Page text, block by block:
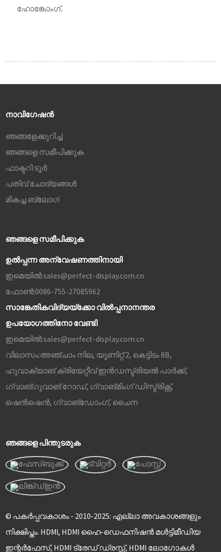
ഹോങ്കോംഗ്.
നാവിഗേഷൻ
ഞങ്ങളേക്കുറിച്ച്
ഞങ്ങളെ സമീപിക്കുക
ഫാക്ടറി ടൂർ
പതിവ് ചോദ്യങ്ങൾ
മികച്ച ബ്ലോഗ്
ഞങ്ങളെ സമീപിക്കുക
ഉൽപ്പന്ന അന്വേഷണത്തിനായി
ഇമെയിൽ:sales@perfect-display.com.cn
ഫോൺ:0086-755-27085962
സാങ്കേതികവിദ്യയ്‌ക്കോ വിൽപ്പനാനന്തര
ഉപയോഗത്തിനോ വേണ്ടി
ഇമെയിൽ:sales@perfect-display.com.cn
വിലാസം:അഞ്ചാം നില, യൂണിറ്റ് 2, കെട്ടിടം 8B,
ഹുവാക്യാങ് ക്രിയേറ്റീവ് ഇൻഡസ്ട്രിയൽ പാർക്ക്,
ഗ്വാങ്‌ഗുവാങ് റോഡ്, ഗ്വാങ്‌മിംഗ് ഡിസ്ട്രിക്റ്റ്,
ഷെൻ‌ഷെൻ, ഗ്വാങ്‌ഡോംഗ്, ചൈന
ഞങ്ങളെ പിന്തുടരുക
© പകർപ്പവകാശം - 2010-2025: എല്ലാ അവകാശങ്ങളും
നിക്ഷിപ്തം. HDMI, HDMI ഹൈ-ഡെഫനിഷൻ മൾട്ടിമീഡിയ
ഇന്റർഫേസ്, HDMI ട്രേഡ് ഡ്രസ്സ്, HDMI ലോഗോകൾ